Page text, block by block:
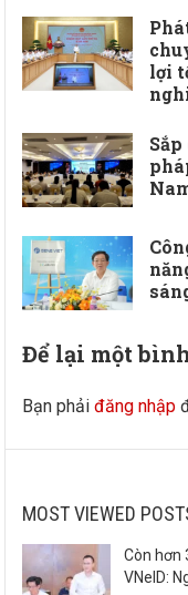
lợi
Để lại một
Bạn phảiđăng nhập
MOST VIEWED
Còn hơn
VNeID: